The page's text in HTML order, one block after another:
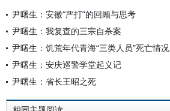
尹曙生：安徽“严打”的回顾与思考
尹曙生：我复查的三宗自杀案
尹曙生：饥荒年代青海“三类人员”死亡情况
尹曙生：安庆巡警学堂起义记
尹曙生：省长王昭之死